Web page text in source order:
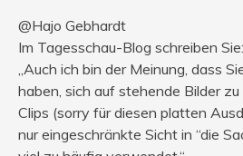
@Hajo Gebhardt
Im Tagesschau-Blog schreiben Sie:
„Auch ich bin der Meinung, dass
haben, sich auf stehende Bilder
Clips (sorry für diesen platten
nur eingeschränkte Sicht in “die